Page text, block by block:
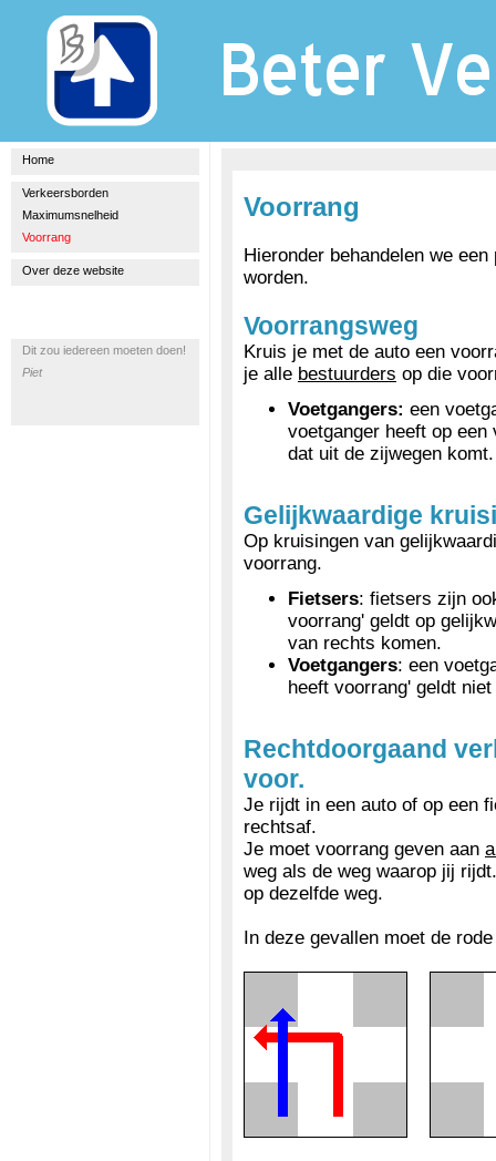
Home
Verkeersborden
Maximumsnelheid
Voorrang
Over deze website
Dit zou iedereen moeten doen!
Piet
Voorrang
Hieronder behandelen we
worden.
Voorrangsweg
Kruis je met de auto een
je alle bestuurders op die
Voetgangers: een
voetganger heeft op
dat uit de zijwegen komt.
Gelijkwaardige
Op kruisingen van
voorrang.
Fietsers: fietsers zijn
voorrang' geldt op
van rechts komen.
Voetgangers: een
heeft voorrang' geldt
Rechtdoorgaand
voor.
Je rijdt in een auto of op een
rechtsaf.
Je moet voorrang geven aan
weg als de weg waarop jij
op dezelfde weg.
In deze gevallen moet de